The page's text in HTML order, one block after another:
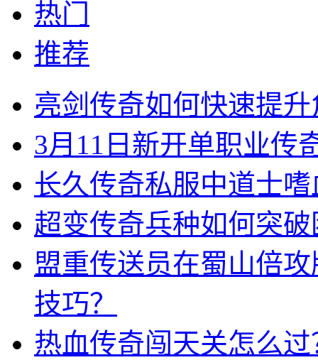
热门
推荐
亮剑传奇如何快速提
3月11日新开单职业传
长久传奇私服中道士
超变传奇兵种如何突
盟重传送员在蜀山倍
技巧？
热血传奇闯天关怎么